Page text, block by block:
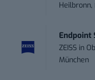
Heilbronn,
Endpoint
ZEISS in
München